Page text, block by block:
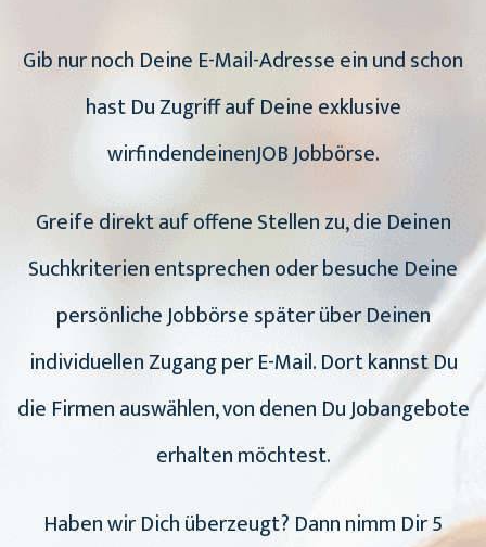
Gib nur noch Deine E-Mail-Adresse ein und schon
hast Du Zugriff auf Deine exklusive
wirfindendeinenJOB Jobbörse.
Greife direkt auf offene Stellen zu, die Deinen
Suchkriterien entsprechen oder besuche Deine
persönliche Jobbörse später über Deinen
individuellen Zugang per E-Mail. Dort kannst Du
die Firmen auswählen, von denen Du Jobangebote
erhalten möchtest.
Haben wir Dich überzeugt? Dann nimm Dir 5